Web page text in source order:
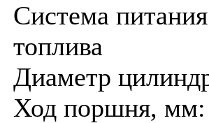
Система
топлива
Диaметр
Ход поршня, мм: